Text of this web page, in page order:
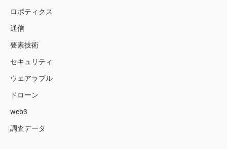
ロボティクス
通信
要素技術
セキュリティ
ウェアラブル
ドローン
web3
調査データ